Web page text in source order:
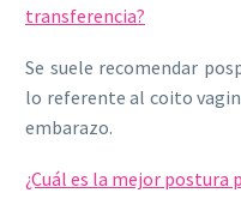
transferencia?
Se suele recomendar
lo referente al coito
embarazo.
¿Cuál es la mejor postura